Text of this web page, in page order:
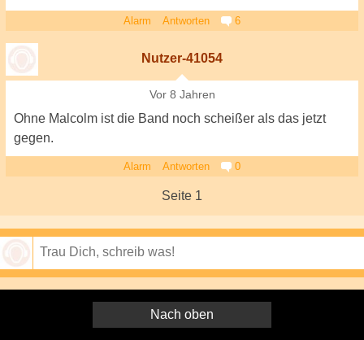
Alarm Antworten 6
Nutzer-41054
Vor 8 Jahren
Ohne Malcolm ist die Band noch scheißer als das jetzt
gegen.
Alarm Antworten 0
Seite 1
Nach oben